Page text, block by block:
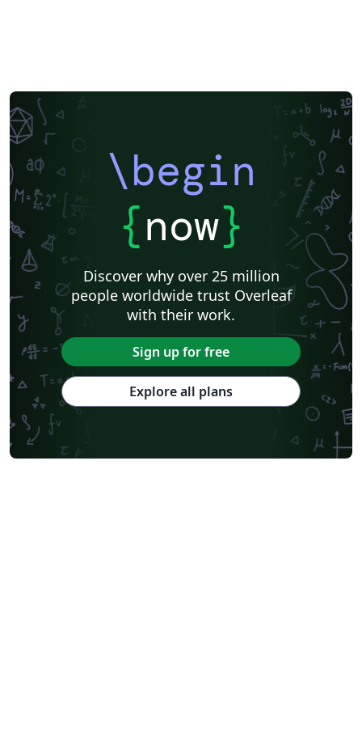
\begin
{now}
Discover why over 25 million
people worldwide trust Overleaf
with their work.
Sign up for free
Explore all plans